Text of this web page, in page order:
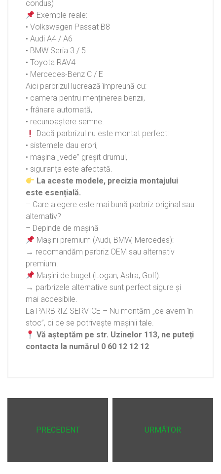
condus)
Exemple reale:
• Volkswagen Passat B8
• Audi A4 / A6
• BMW Seria 3 / 5
• Toyota RAV4
• Mercedes-Benz C / E
Aici parbrizul lucrează împreună cu:
• camera pentru menținerea benzii,
• frânare automată,
• recunoaștere semne.
Dacă parbrizul nu este montat perfect:
• sistemele dau erori,
• mașina „vede” greșit drumul,
• siguranța este afectată.
La aceste modele, precizia montajului
este esențială.
– Care alegere este mai bună parbriz original sau
alternativ?
– Depinde de mașină
Mașini premium (Audi, BMW, Mercedes):
→ recomandăm parbriz OEM sau alternativ
premium.
Mașini de buget (Logan, Astra, Golf):
→ parbrizele alternative sunt perfect sigure și
mai accesibile.
La PARBRIZ SERVICE – Nu montăm „ce avem în
stoc”, ci ce se potrivește mașinii tale.
Vă așteptăm pe str. Uzinelor 113, ne puteți
contacta la numărul 0 60 12 12 12
PRECEDENT URMĂTOR